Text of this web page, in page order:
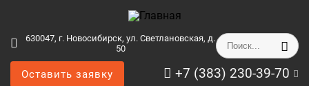
630047, г. Новосибирск, ул. Светлановская, д.
50
+7 (383) 230-39-70
Оставить заявку